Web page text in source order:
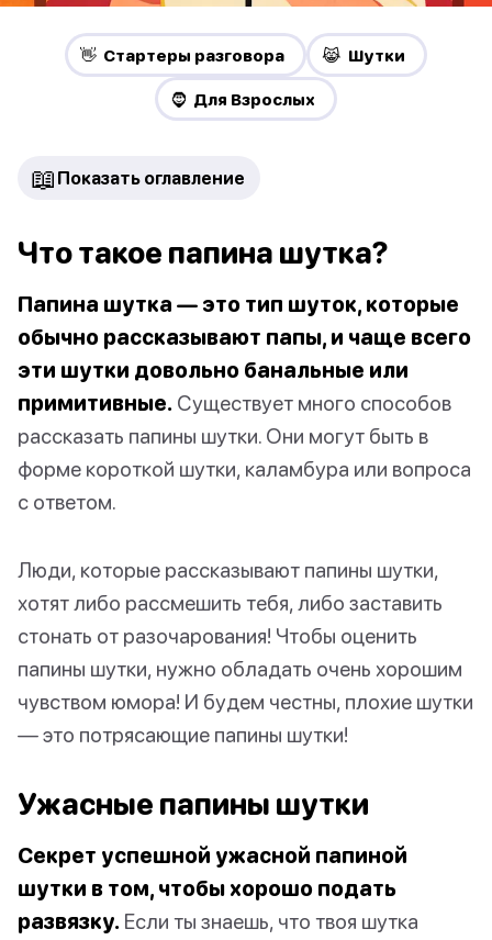
👋 Стартеры разговора 😹 Шутки
🧔 Для Взрослых
📖 Показать оглавление
Что такое папина шутка?
Папина шутка — это тип шуток, которые
обычно рассказывают папы, и чаще всего
эти шутки довольно банальные или
примитивные. Существует много способов
рассказать папины шутки. Они могут быть в
форме короткой шутки, каламбура или вопроса
с ответом.
Люди, которые рассказывают папины шутки,
хотят либо рассмешить тебя, либо заставить
стонать от разочарования! Чтобы оценить
папины шутки, нужно обладать очень хорошим
чувством юмора! И будем честны, плохие шутки
— это потрясающие папины шутки!
Ужасные папины шутки
Секрет успешной ужасной папиной
шутки в том, чтобы хорошо подать
развязку. Если ты знаешь, что твоя шутка